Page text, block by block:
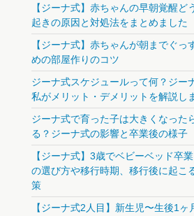
【ジーナ式】赤ちゃんの早朝覚醒ど
起きの原因と対処法をまとめました
【ジーナ式】赤ちゃんが朝までぐっ
めの部屋作りのコツ
ジーナ式スケジュールって何？ジー
私がメリット・デメリットを解説し
ジーナ式で育った子は大きくなった
る？ジーナ式の影響と卒業後の様子
【ジーナ式】3歳でベビーベッド卒
の選び方や移行時期、移行後に起こ
策
【ジーナ式2人目】新生児〜生後1ヶ